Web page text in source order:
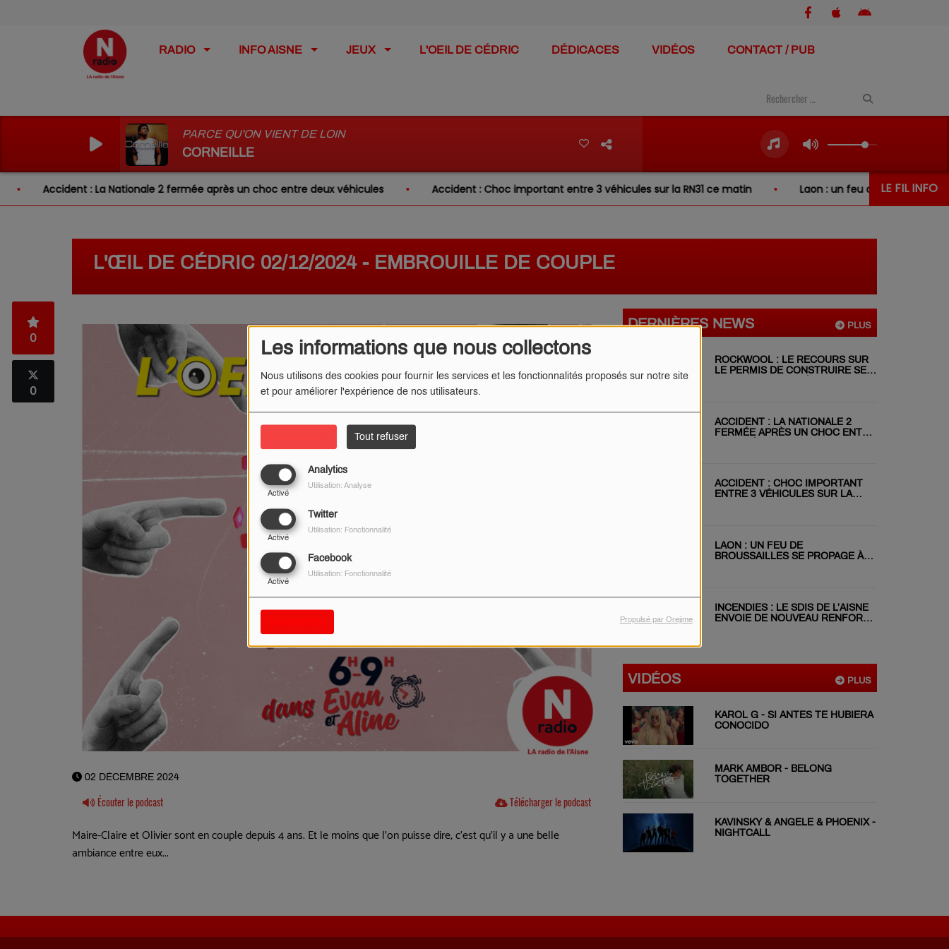
Les informations que nous collectons
Nous utilisons des cookies pour fournir les services et les fonctionnalités proposés sur notre site
et pour améliorer l'expérience de nos utilisateurs.
Tout refuser
Analytics
Activé
Utilisation: Analyse
Twitter
Activé
Utilisation: Fonctionnalité
Facebook
Activé
Utilisation: Fonctionnalité
Propulsé par Orejime
RADIO INFO AISNE JEUX L'OEIL DE CÉDRIC DÉDICACES VIDÉOS CONTACT / PUB
PARCE QU'ON VIENT DE LOIN
CORNEILLE
LE FIL INFO
Accident : La Nationale 2 fermée après un choc entre deux véhicules Accident : Choc important entre 3 véhicules sur la RN31 ce matin Laon : un feu de broussailles se
L'ŒIL DE CÉDRIC 02/12/2024 - EMBROUILLE DE COUPLE
0
0
02 DÉCEMBRE 2024
Écouter le podcast Télécharger le podcast
Maire-Claire et Olivier sont en couple depuis 4 ans. Et le moins que l'on puisse dire, c'est qu'il y a une belle
ambiance entre eux...
PLUS
DERNIÈRES NEWS
ROCKWOOL : LE RECOURS SUR
LE PERMIS DE CONSTRUIRE SE
ACCIDENT : LA NATIONALE 2
FERMÉE APRÈS UN CHOC ENTRE
ACCIDENT : CHOC IMPORTANT
ENTRE 3 VÉHICULES SUR LA
LAON : UN FEU DE
BROUSSAILLES SE PROPAGE À
INCENDIES : LE SDIS DE L’AISNE
ENVOIE DE NOUVEAU RENFORT
PLUS
VIDÉOS
KAROL G - SI ANTES TE HUBIERA
CONOCIDO
MARK AMBOR - BELONG
TOGETHER
KAVINSKY & ANGELE & PHOENIX -
NIGHTCALL